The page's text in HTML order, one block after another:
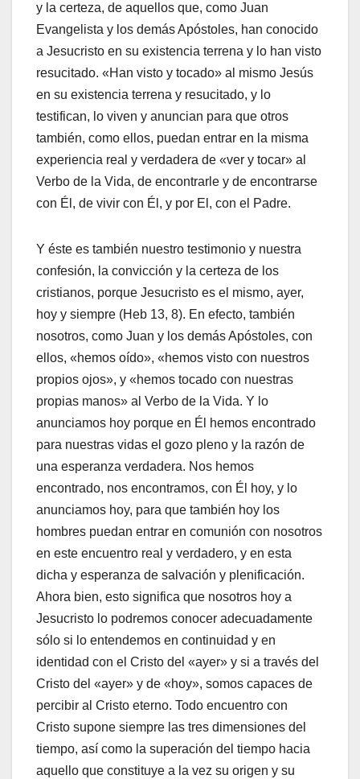
y la certeza, de aquellos que, como Juan
Evangelista y los demás Apóstoles, han conocido
a Jesucristo en su existencia terrena y lo han visto
resucitado. «Han visto y tocado» al mismo Jesús
en su existencia terrena y resucitado, y lo
testifican, lo viven y anuncian para que otros
también, como ellos, puedan entrar en la misma
experiencia real y verdadera de «ver y tocar» al
Verbo de la Vida, de encontrarle y de encontrarse
con Él, de vivir con Él, y por El, con el Padre.
Y éste es también nuestro testimonio y nuestra
confesión, la convicción y la certeza de los
cristianos, porque Jesucristo es el mismo, ayer,
hoy y siempre (Heb 13, 8). En efecto, también
nosotros, como Juan y los demás Apóstoles, con
ellos, «hemos oído», «hemos visto con nuestros
propios ojos», y «hemos tocado con nuestras
propias manos» al Verbo de la Vida. Y lo
anunciamos hoy porque en Él hemos encontrado
para nuestras vidas el gozo pleno y la razón de
una esperanza verdadera. Nos hemos
encontrado, nos encontramos, con Él hoy, y lo
anunciamos hoy, para que también hoy los
hombres puedan entrar en comunión con nosotros
en este encuentro real y verdadero, y en esta
dicha y esperanza de salvación y plenificación.
Ahora bien, esto significa que nosotros hoy a
Jesucristo lo podremos conocer adecuadamente
sólo si lo entendemos en continuidad y en
identidad con el Cristo del «ayer» y si a través del
Cristo del «ayer» y de «hoy», somos capaces de
percibir al Cristo eterno. Todo encuentro con
Cristo supone siempre las tres dimensiones del
tiempo, así como la superación del tiempo hacia
aquello que constituye a la vez su origen y su